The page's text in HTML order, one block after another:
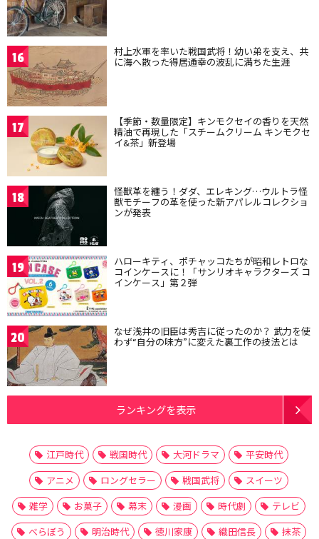
16 村上水軍を率いた戦国武将！幼い弟を支え、共
に海へ散った得居通幸の波乱に満ちた生涯
17 【季節・数量限定】キンモクセイの香りを天然
精油で再現した「スチームクリーム キンモクセ
イ&茶」新登場
18 怪獣革を纏う！ダダ、エレキング…ウルトラ怪
獣モチーフの革を使った新アパレルコレクショ
ンが発表
19 ハローキティ、ポチャッコたちが昭和レトロな
コインケースに！「サンリオキャラクターズ コ
インケース」第２弾
20 なぜ浅井の旧臣は秀吉に従ったのか？ 武力を使
わず“自分の味方”に変えた裏工作の技法とは
ランキングを表示
江戸時代 戦国時代 大河ドラマ
平安時代
アニメ
ロングセラー 戦国武将
スイーツ
雑学
お菓子 幕末 漫画 時代劇
テレビ
べらぼう
明治時代 徳川家康 織田信長
抹茶